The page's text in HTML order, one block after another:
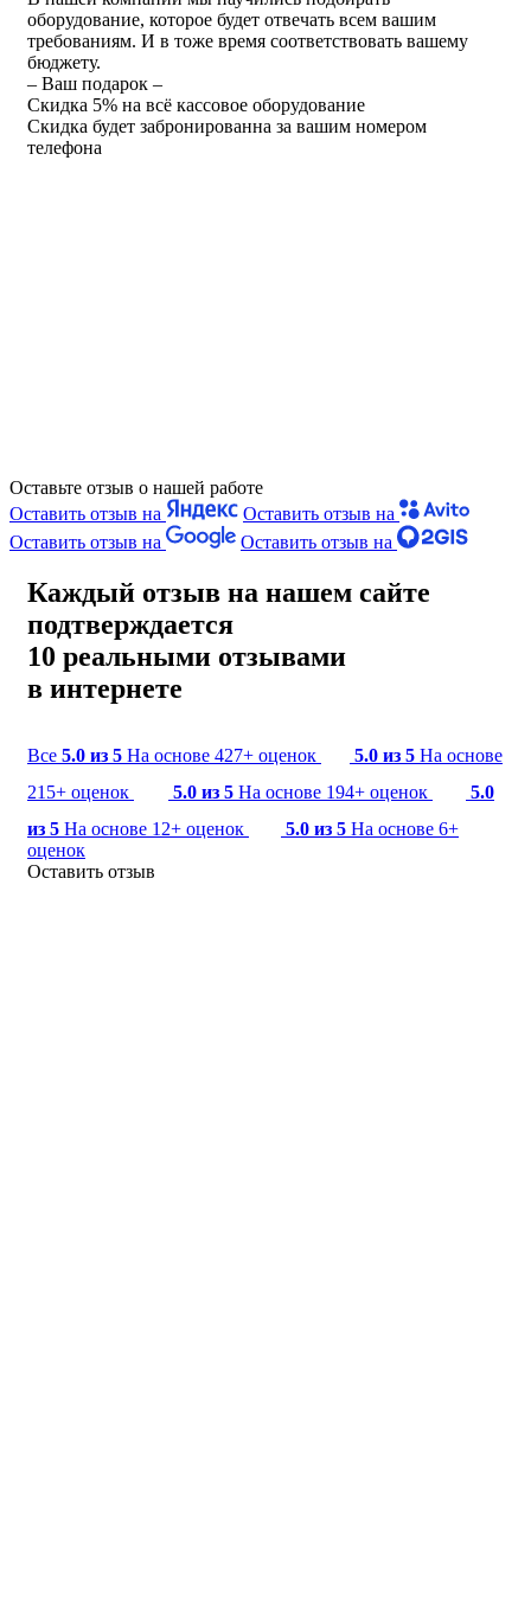
оборудование, которое будет отвечать всем вашим
требованиям. И в тоже время соответствовать вашему
бюджету.
– Ваш подарок –
Скидка 5% на всё кассовое оборудование
Скидка будет забронированна за вашим номером
телефона
Оставьте отзыв о нашей работе
Оставить отзыв на
Оставить отзыв на
Оставить отзыв на
Оставить отзыв на
Каждый отзыв на нашем сайте
подтверждается
10 реальными отзывами
в интернете
Все 5.0 из 5 На основе 427+ оценок 5.0 из 5 На основе
215+ оценок
5.0 из 5 На основе 194+ оценок
5.0
из 5 На основе 12+ оценок 5.0 из 5 На основе 6+
оценок
Оставить отзыв